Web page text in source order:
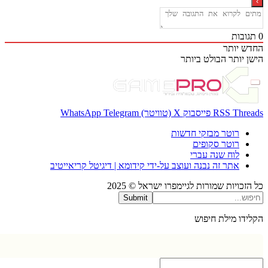
יותר
יותר הבולט ביותר
RSS פייסבוק X (טוויטר) WhatsApp Telegram
רוטר מבזקי חדשות
רוטר סקופים
לוח שנה עברי
אתר זה נבנה ועוצב על-ידי קידומא | דיגיטל קריאייטיב
שמורות לגיימפרו ישראל © 2025
Submit
מילת חיפוש